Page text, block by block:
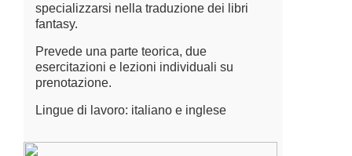
specializzarsi nella traduzione dei libri
fantasy.
Prevede una parte teorica, due
esercitazioni e lezioni individuali su
prenotazione.
Lingue di lavoro: italiano e inglese